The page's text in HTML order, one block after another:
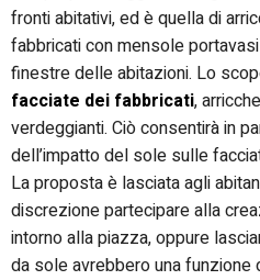
fronti abitativi, ed è quella di
fabbricati con mensole
finestre delle abitazioni. Lo
facciate dei fabbricati,
verdeggianti. Ciò consentirà in
dell’impatto del sole sulle
La proposta è lasciata agli
discrezione partecipare alla
intorno alla piazza, oppure
da sole avrebbero una funzione